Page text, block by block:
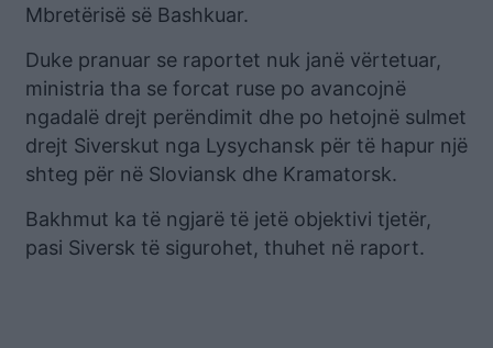
Mbretërisë së Bashkuar.
Duke pranuar se raportet nuk janë vërtetuar,
ministria tha se forcat ruse po avancojnë
ngadalë drejt perëndimit dhe po hetojnë sulmet
drejt Siverskut nga Lysychansk për të hapur një
shteg për në Sloviansk dhe Kramatorsk.
Bakhmut ka të ngjarë të jetë objektivi tjetër,
pasi Siversk të sigurohet, thuhet në raport.